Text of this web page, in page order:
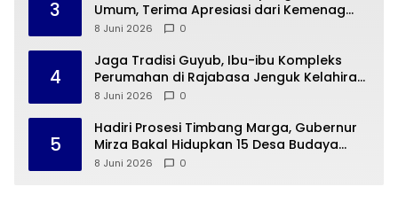
3
Umum, Terima Apresiasi dari Kemenag
Kota Bandar Lampung
8 Juni 2026 0
4
Jaga Tradisi Guyub, Ibu-ibu Kompleks
Perumahan di Rajabasa Jenguk Kelahiran
Buah Hati Warga
8 Juni 2026 0
5
Hadiri Prosesi Timbang Marga, Gubernur
Mirza Bakal Hidupkan 15 Desa Budaya
Lampung
8 Juni 2026 0